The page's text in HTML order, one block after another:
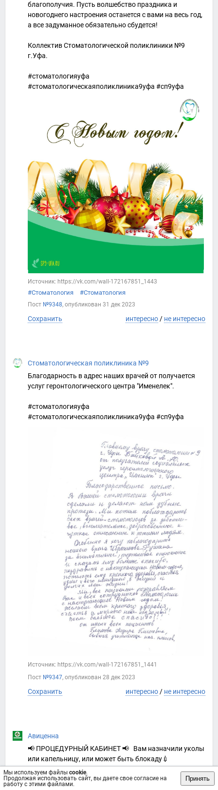
Мы используем файлы cookie.
Продолжая использовать сайт, вы даете свое согласие на
работу с этими файлами.
Принять
благополучия. Пусть волшебство праздника и
новогоднего настроения останется с вами на весь год,
а все задуманное обязательно сбудется!
Коллектив Стоматологической поликлиники №9
г.Уфа.
#стоматологияуфа
#стоматологическаяполиклиника9уфа #сп9уфа
Источник: https://vk.com/wall-172167851_1443
#Стоматология #Стоматология
Пост №9348, опубликован 31 дек 2023
Сохранить интересно / не интересно
Стоматологическая поликлиника №9
Благодарность в адрес наших врачей от получается
услуг геронтологического центра "Именелек".
#стоматологияуфа
#стоматологическаяполиклиника9уфа #сп9уфа
Источник: https://vk.com/wall-172167851_1441
Пост №9347, опубликован 28 дек 2023
Сохранить интересно / не интересно
Авиценна
📢 ПРОЦЕДУРНЫЙ КАБИНЕТ 📢 Вам назначили уколы
или капельницу, или может быть блокаду💉
✅ Процедурный кабинет работает с 9-00 до 14:00